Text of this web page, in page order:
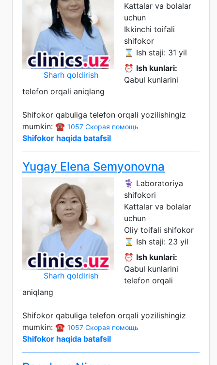
Sharh qoldirish
Kattalar va bolalar
uchun
Ikkinchi toifali
shifokor
⌛ Ish staji: 31 yil
⏰ Ish kunlari:
Qabul kunlarini
telefon orqali aniqlang
Shifokor qabuliga telefon orqali yozilishingiz
mumkin: ☎️ 1057 Скорая помощь
Shifokor haqida batafsil
Yugay Elena Semyonovna
Sharh qoldirish
⚕️ Laboratoriya
shifokori
Kattalar va bolalar
uchun
Oliy toifali shifokor
⌛ Ish staji: 23 yil
⏰ Ish kunlari:
Qabul kunlarini
telefon orqali
aniqlang
Shifokor qabuliga telefon orqali yozilishingiz
mumkin: ☎️ 1057 Скорая помощь
Shifokor haqida batafsil